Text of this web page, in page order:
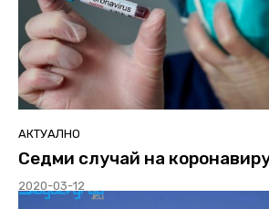
АКТУАЛНО
Седми случай на
2020-03-12